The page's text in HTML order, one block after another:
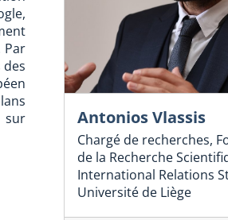
Par
sur
Antonios Vlassis
Chargé de recherches,
de la Recherche
International Relations
Université de Liège